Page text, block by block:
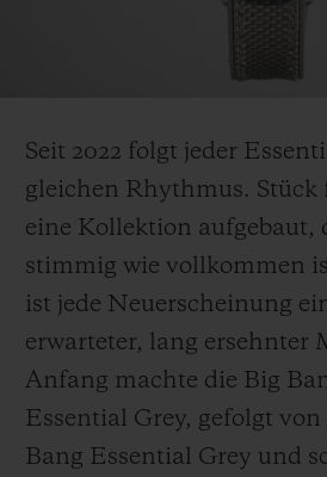
Seit 2022 folgt jeder
gleichen Rhythmus. Stück
eine Kollektion aufgebaut,
stimmig wie vollkommen
ist jede Neuerscheinung
erwarteter, lang ersehnter
Anfang machte die Big
Essential Grey, gefolgt
Bang Essential Grey und